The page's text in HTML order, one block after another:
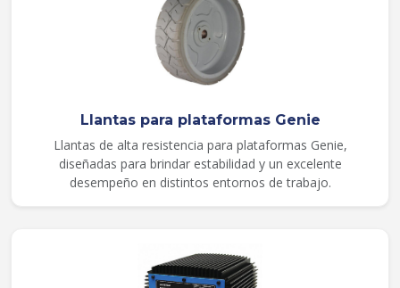
Llantas para plataformas Genie
Llantas de alta resistencia para plataformas Genie,
diseñadas para brindar estabilidad y un excelente
desempeño en distintos entornos de trabajo.